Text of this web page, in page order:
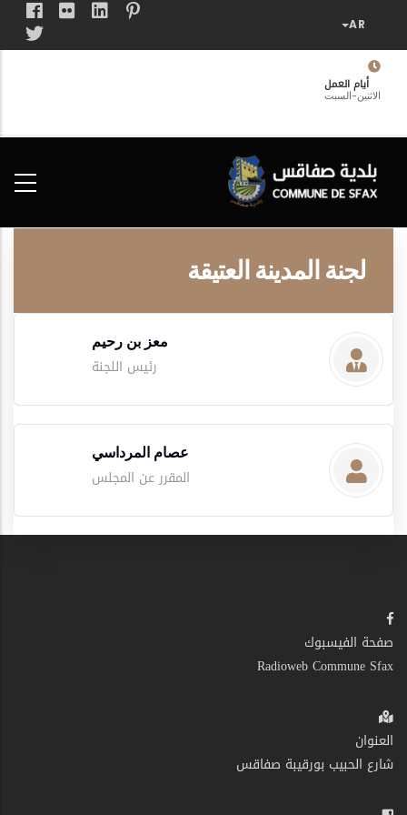
المحتوى
الرئيسيأيام العمل
الاثنين-السبت
لجنة المدينة العتيقة
معز بن رحيم
رئيس اللجنة
عصام المرداسي
المقرر عن المجلس
صفحة الفيسبوك
Radioweb Commune Sfax
العنوان
شارع الحبيب بورقيبة صفاقس